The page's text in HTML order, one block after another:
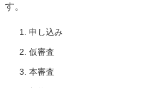
す。
申し込み
仮審査
本審査